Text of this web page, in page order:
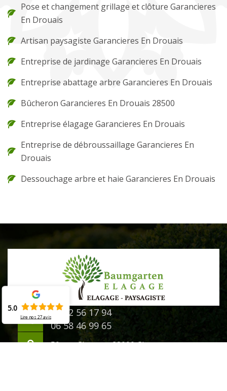
Pose et changement grillage et clôture Garancieres
En Drouais
Artisan paysagiste Garancieres En Drouais
Entreprise de jardinage Garancieres En Drouais
Entreprise abattage arbre Garancieres En Drouais
Bûcheron Garancieres En Drouais 28500
Entreprise élagage Garancieres En Drouais
Entreprise de débroussaillage Garancieres En
Drouais
Dessouchage arbre et haie Garancieres En Drouais
02 52 56 17 94
06 58 46 99 65
50 rue Chanzy - 28000 Chartres
5.0
Lire nos 27avis